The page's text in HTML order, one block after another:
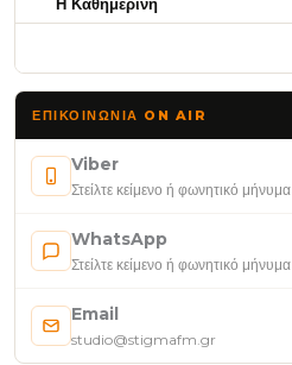
Η Καθημερινή
ΕΠΙΚΟΙΝΩΝΊΑ ON AIR
Viber
Στείλτε κείμενο ή φωνητικό μήνυμα
WhatsApp
Στείλτε κείμενο ή φωνητικό μήνυμα
Email
studio@stigmafm.gr